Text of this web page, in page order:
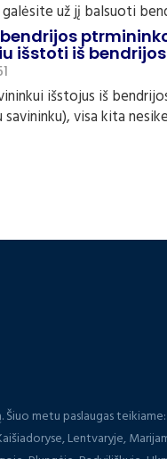
už jį balsuoti
išstoti iš
išstojus iš
visa kita
Šiuo metu paslaugas teikiame:
Lentvaryje,